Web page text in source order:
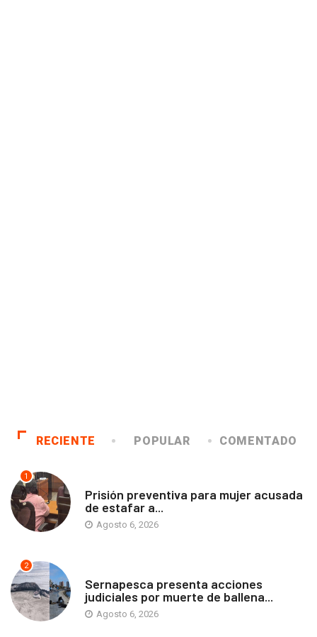
RECIENTE POPULAR COMENTADO
1
Prisión preventiva para mujer acusada
de estafar a...
Agosto 6, 2026
2
Sernapesca presenta acciones
judiciales por muerte de ballena...
Agosto 6, 2026